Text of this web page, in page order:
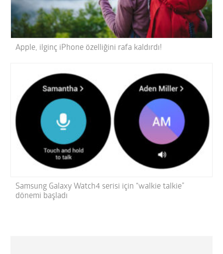
Apple, ilginç iPhone özelliğini rafa kaldırdı!
Samsung Galaxy Watch4 serisi için “walkie talkie”
dönemi başladı